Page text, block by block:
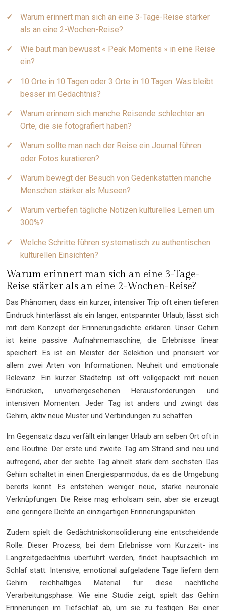
Warum erinnert man sich an eine 3-Tage-Reise stärker
als an eine 2-Wochen-Reise?
Wie baut man bewusst « Peak Moments » in eine Reise
ein?
10 Orte in 10 Tagen oder 3 Orte in 10 Tagen: Was bleibt
besser im Gedächtnis?
Warum erinnern sich manche Reisende schlechter an
Orte, die sie fotografiert haben?
Warum sollte man nach der Reise ein Journal führen
oder Fotos kuratieren?
Warum bewegt der Besuch von Gedenkstätten manche
Menschen stärker als Museen?
Warum vertiefen tägliche Notizen kulturelles Lernen um
300%?
Welche Schritte führen systematisch zu authentischen
kulturellen Einsichten?
Warum erinnert man sich an eine 3-Tage-
Reise stärker als an eine 2-Wochen-Reise?
Das Phänomen, dass ein kurzer, intensiver Trip oft einen tieferen
Eindruck hinterlässt als ein langer, entspannter Urlaub, lässt sich
mit dem Konzept der Erinnerungsdichte erklären. Unser Gehirn
ist keine passive Aufnahmemaschine, die Erlebnisse linear
speichert. Es ist ein Meister der Selektion und priorisiert vor
allem zwei Arten von Informationen: Neuheit und emotionale
Relevanz. Ein kurzer Städtetrip ist oft vollgepackt mit neuen
Eindrücken, unvorhergesehenen Herausforderungen und
intensiven Momenten. Jeder Tag ist anders und zwingt das
Gehirn, aktiv neue Muster und Verbindungen zu schaffen.
Im Gegensatz dazu verfällt ein langer Urlaub am selben Ort oft in
eine Routine. Der erste und zweite Tag am Strand sind neu und
aufregend, aber der siebte Tag ähnelt stark dem sechsten. Das
Gehirn schaltet in einen Energiesparmodus, da es die Umgebung
bereits kennt. Es entstehen weniger neue, starke neuronale
Verknüpfungen. Die Reise mag erholsam sein, aber sie erzeugt
eine geringere Dichte an einzigartigen Erinnerungspunkten.
Zudem spielt die Gedächtniskonsolidierung eine entscheidende
Rolle. Dieser Prozess, bei dem Erlebnisse vom Kurzzeit- ins
Langzeitgedächtnis überführt werden, findet hauptsächlich im
Schlaf statt. Intensive, emotional aufgeladene Tage liefern dem
Gehirn reichhaltiges Material für diese nächtliche
Verarbeitungsphase. Wie eine Studie zeigt, spielt das Gehirn
Erinnerungen im Tiefschlaf ab, um sie zu festigen. Bei einer